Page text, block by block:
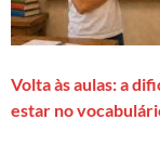
Volta às aulas: a
estar no